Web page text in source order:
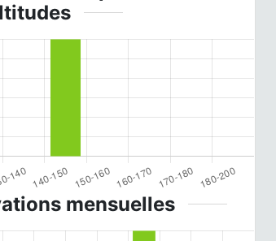
mensuelles